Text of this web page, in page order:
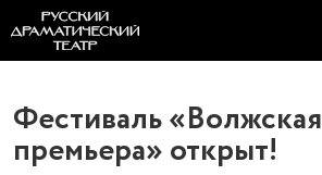
Фестиваль «Волжская
премьера» открыт!